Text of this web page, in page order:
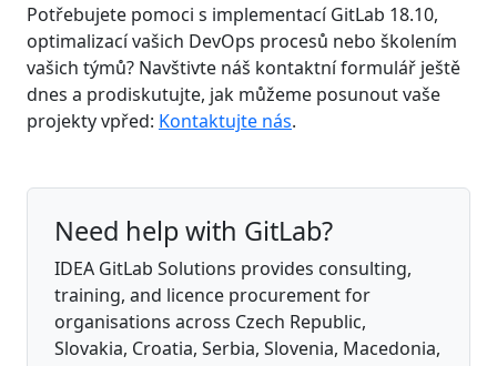
Potřebujete pomoci s implementací GitLab 18.10,
optimalizací vašich DevOps procesů nebo školením
vašich týmů? Navštivte náš kontaktní formulář ještě
dnes a prodiskutujte, jak můžeme posunout vaše
projekty vpřed: Kontaktujte nás.
Need help with GitLab?
IDEA GitLab Solutions provides consulting,
training, and licence procurement for
organisations across Czech Republic,
Slovakia, Croatia, Serbia, Slovenia, Macedonia,